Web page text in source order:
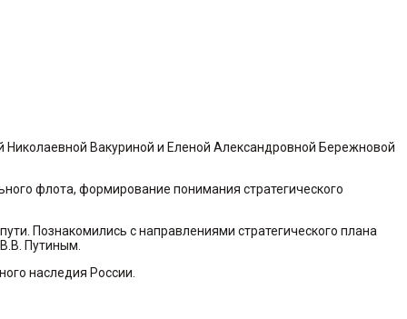
Вакуриной и Еленой Александровной Бережновой
флота, формирование понимания стратегического
Познакомились с направлениями стратегического плана
Путиным.
наследия России.